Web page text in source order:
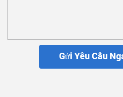
Gửi Yêu Cầu